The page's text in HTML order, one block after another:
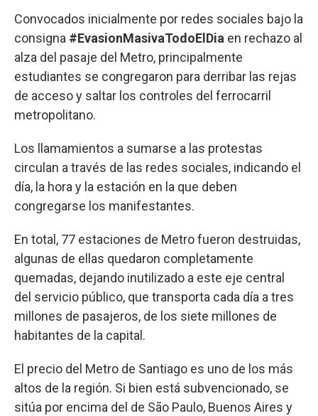
Convocados inicialmente por redes sociales bajo la
consigna #EvasionMasivaTodoElDia en rechazo al
alza del pasaje del Metro, principalmente
estudiantes se congregaron para derribar las rejas
de acceso y saltar los controles del ferrocarril
metropolitano.
Los llamamientos a sumarse a las protestas
circulan a través de las redes sociales, indicando el
día, la hora y la estación en la que deben
congregarse los manifestantes.
En total, 77 estaciones de Metro fueron destruidas,
algunas de ellas quedaron completamente
quemadas, dejando inutilizado a este eje central
del servicio público, que transporta cada día a tres
millones de pasajeros, de los siete millones de
habitantes de la capital.
El precio del Metro de Santiago es uno de los más
altos de la región. Si bien está subvencionado, se
sitúa por encima del de São Paulo, Buenos Aires y